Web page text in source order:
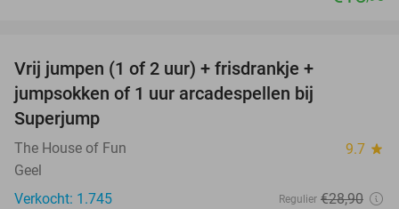
Vrij jumpen (1 of 2 uur) + frisdrankje +
jumpsokken of 1 uur arcadespellen bij
Superjump
The House of Fun 9.7 star
Geel
Verkocht: 1.745
Regulier €28,90